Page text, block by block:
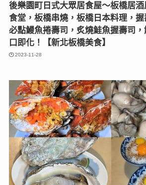
後樂園町日式大眾居食屋〜板橋居
食堂，板橋串燒，板橋日本料理，
必點鰻魚捲壽司，炙燒鮭魚握壽司
口即化！【新北板橋美食】
2023-11-28